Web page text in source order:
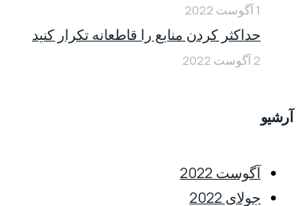
1 آگوست 2022
حداکثر کردن منابع را قاطعانه تکرار کنید
2 آگوست 2022
آرشیو
آگوست 2022
جولای 2022